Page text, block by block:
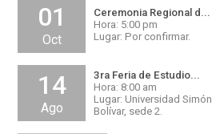
01
Oct
Ceremonia Regional d...
Hora: 5:00 pm
Lugar: Por confirmar.
14
Ago
3ra Feria de Estudio...
Hora: 8:00 am
Lugar: Universidad Simón
Bolívar, sede 2.